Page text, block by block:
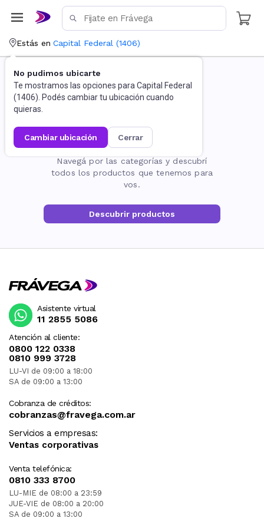
Estás en Capital Federal (1406)
No pudimos ubicarte
Te mostramos las opciones para Capital Federal
(1406). Podés cambiar tu ubicación cuando
quieras.
cambiar ubicación cerrar
La página no existe
Navegá por las categorías y descubrí
todos los productos que tenemos para
vos.
Descubrir productos
Atención al cliente:
0800 122 0338
0810 999 3728
LU-VI de 09:00 a 18:00
SA de 09:00 a 13:00
Cobranza de créditos:
cobranzas@fravega.com.ar
Servicios a empresas:
Ventas corporativas
Venta telefónica:
0810 333 8700
LU-MIE de 08:00 a 23:59
JUE-VIE de 08:00 a 20:00
SA de 09:00 a 13:00
Asistente virtual
11 2855 5086